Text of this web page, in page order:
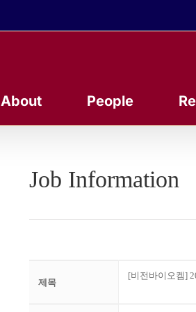
About People
Job Information
제목
[비전바이오켐]